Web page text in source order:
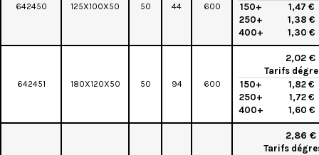
642450 125X100X50 50 44 600
150+
1,47 €
250+
1,38 €
400+
1,30 €
642451 180X120X50 50 94 600
2,02 €
Tarifs
150+
1,82 €
250+
1,72 €
400+
1,60 €
2,86 €
Tarifs